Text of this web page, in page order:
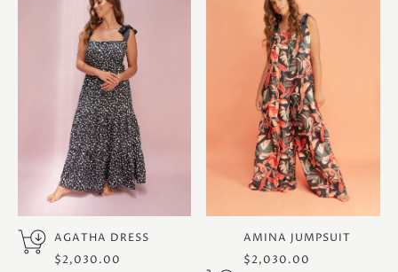
AGATHA DRESS
$2,030.00
AMINA JUMPSUIT
$2,030.00